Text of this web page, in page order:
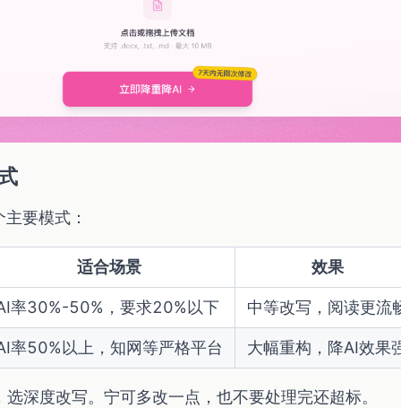
要模式：
适合场景 效果
率30%-50%，要求20%以下 中等改写，阅读更流
率50%以上，知网等严格平台 大幅重构，降AI效果
深度改写。宁可多改一点，也不要处理完还超标。